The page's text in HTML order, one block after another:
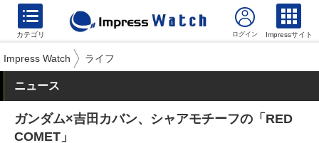
カテゴリ Impressサイト
Impress Watch ライフ
ニュース
ガンダム×吉田カバン、シャアモチーフの「RED
COMET」